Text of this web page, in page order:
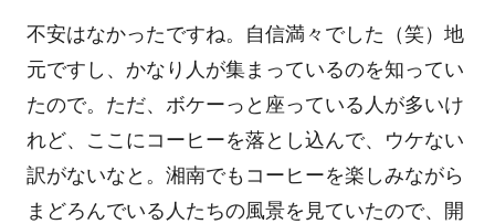
不安はなかったですね。自信満々でした（笑）地
元ですし、かなり人が集まっているのを知ってい
たので。ただ、ボケーっと座っている人が多いけ
れど、ここにコーヒーを落とし込んで、ウケない
訳がないなと。湘南でもコーヒーを楽しみながら
まどろんでいる人たちの風景を見ていたので、開